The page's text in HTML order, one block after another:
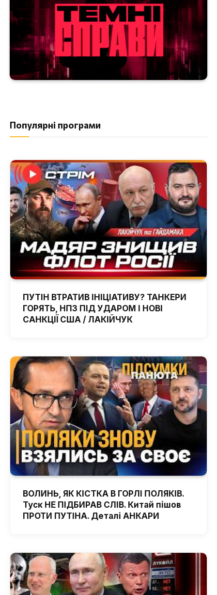
Популярні програми
ПУТІН ВТРАТИВ ІНІЦІАТИВУ? ТАНКЕРИ
ГОРЯТЬ, НПЗ ПІД УДАРОМ І НОВІ
САНКЦІЇ США / ЛАКІЙЧУК
ВОЛИНЬ, ЯК КІСТКА В ГОРЛІ ПОЛЯКІВ.
Туск НЕ ПІДБИРАВ СЛІВ. Китай пішов
ПРОТИ ПУТІНА. Деталі АНКАРИ